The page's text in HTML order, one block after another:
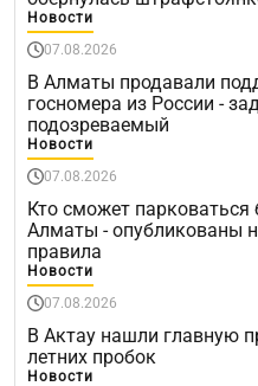
Новости
07.08.2026
В Алматы продавали
госномера из России -
подозреваемый
Новости
07.08.2026
Кто сможет парковаться
Алматы - опубликованы
правила
Новости
07.08.2026
В Актау нашли главную
летних пробок
Новости